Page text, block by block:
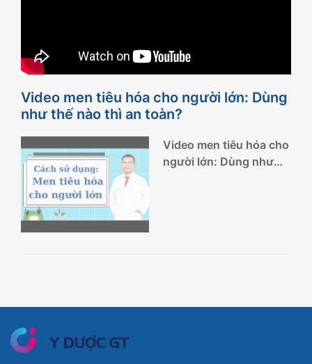
Video men tiêu hóa cho người lớn: Dùng
như thế nào thì an toàn?
Video men tiêu hóa cho
người lớn: Dùng như